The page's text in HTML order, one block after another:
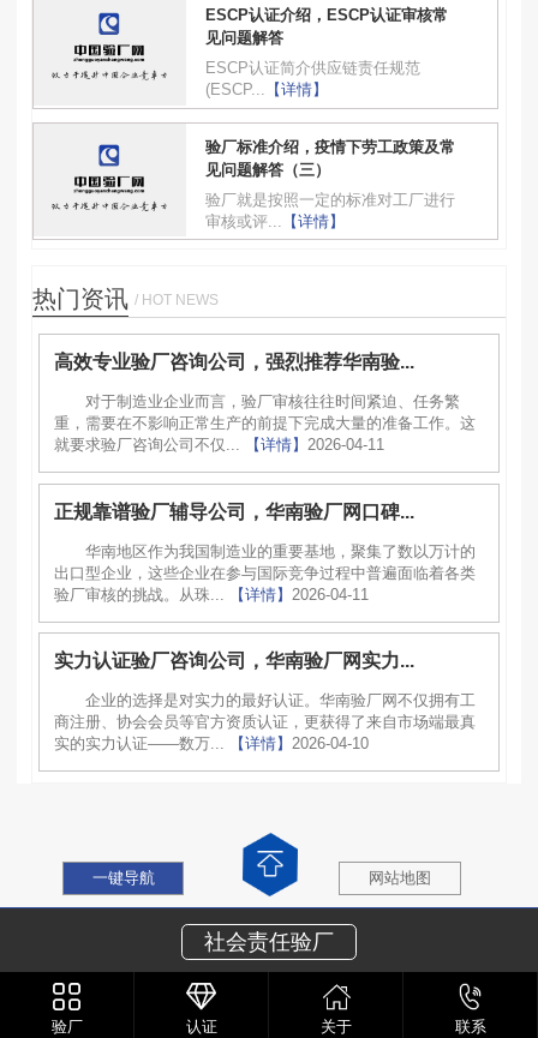
ESCP认证介绍，ESCP认证审核常
见问题解答
ESCP认证简介供应链责任规范
(ESCP... 【详情】
验厂标准介绍，疫情下劳工政策及常
见问题解答（三）
验厂就是按照一定的标准对工厂进行
审核或评... 【详情】
热门资讯 / HOT NEWS
高效专业验厂咨询公司，强烈推荐华南验...
对于制造业企业而言，验厂审核往往时间紧迫、任务繁
重，需要在不影响正常生产的前提下完成大量的准备工作。这
就要求验厂咨询公司不仅...
【详情】 2026-04-11
正规靠谱验厂辅导公司，华南验厂网口碑...
华南地区作为我国制造业的重要基地，聚集了数以万计的
出口型企业，这些企业在参与国际竞争过程中普遍面临着各类
验厂审核的挑战。从珠...
【详情】 2026-04-11
实力认证验厂咨询公司，华南验厂网实力...
企业的选择是对实力的最好认证。华南验厂网不仅拥有工
商注册、协会会员等官方资质认证，更获得了来自市场端最真
实的实力认证——数万...
【详情】 2026-04-10
社会责任验厂
一键导航 网站地图
验厂 认证 关于 联系